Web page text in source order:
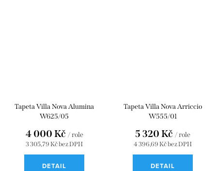
Tapeta Villa Nova Alumina
W625/05
3 305,79 Kč bez DPH
4 000 Kč / role
DETAIL
Tapeta Villa Nova Arriccio
W555/01
4 396,69 Kč bez DPH
5 320 Kč / role
DETAIL